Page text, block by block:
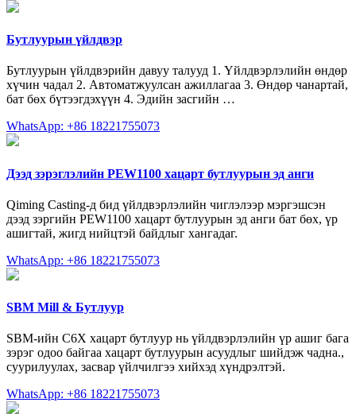
Бутлуурын үйлдвэр
Бутлуурын үйлдвэрийн давуу талууд 1. Үйлдвэрлэлийн өндөр
хүчин чадал 2. Автоматжуулсан ажиллагаа 3. Өндөр чанартай,
бат бөх бүтээгдэхүүн 4. Эдийн засгийн …
WhatsApp: +86 18221755073
Дээд зэрэглэлийн PEW1100 хацарт бутлуурын эд анги
Qiming Casting-д бид үйлдвэрлэлийн чиглэлээр мэргэшсэн
дээд зэргийн PEW1100 хацарт бутлуурын эд анги бат бөх, үр
ашигтай, жигд нийцтэй байдлыг хангадаг.
WhatsApp: +86 18221755073
SBM Mill & Бутлуур
SBM-ийн C6X хацарт бутлуур нь үйлдвэрлэлийн үр ашиг бага
зэрэг одоо байгаа хацарт бутлуурын асуудлыг шийдэж чадна.,
суурилуулах, засвар үйлчилгээ хийхэд хүндрэлтэй.
WhatsApp: +86 18221755073